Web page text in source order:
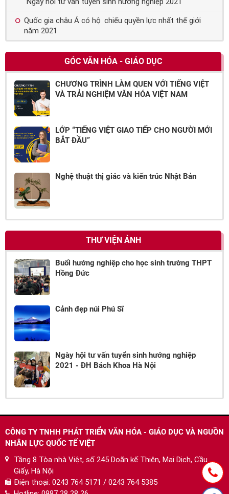
Quốc gia châu Á có hộ chiếu quyền lực nhất thế giới
năm 2021
GÓC VĂN HÓA - GIÁO DỤC
CHƯƠNG TRÌNH LÀM QUEN VỚI TIẾNG VIỆT
VÀ TRẢI NGHIỆM VĂN HÓA VIỆT NAM
LỚP “TIẾNG VIỆT GIAO TIẾP CHO NGƯỜI MỚI
BẮT ĐẦU”
Nghệ thuật thị giác và kiến trúc Nhật Bản
THƯ VIỆN ẢNH
Buổi hướng nghiệp cho học sinh trường THPT
Hồng Đức
Cảnh đẹp núi Phú Sĩ
Ngày hội tư vấn tuyển sinh hướng nghiệp
2021 - ĐH Bách Khoa Hà Nội
CÔNG TY TNHH PHÁT TRIỂN VĂN HÓA - GIÁO DỤC VÀ NGUỒN
NHÂN LỰC QUỐC TẾ VIỆT
Tầng 8 Tòa nhà Việt, số 245 Doãn kế Thiện, Mai Dịch, Cầu
Giấy, Hà Nội
Điện thoại: 0243 764 5171 / 0243 764 5385